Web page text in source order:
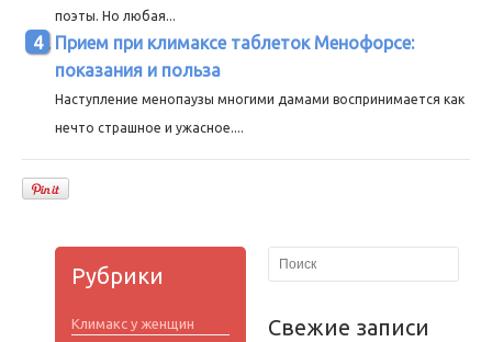
поэты. Но любая...
Прием при климаксе таблеток Менофорсе:
показания и польза
Наступление менопаузы многими дамами воспринимается как
нечто страшное и ужасное....
Рубрики
Климакс у женщин
Свежие записи